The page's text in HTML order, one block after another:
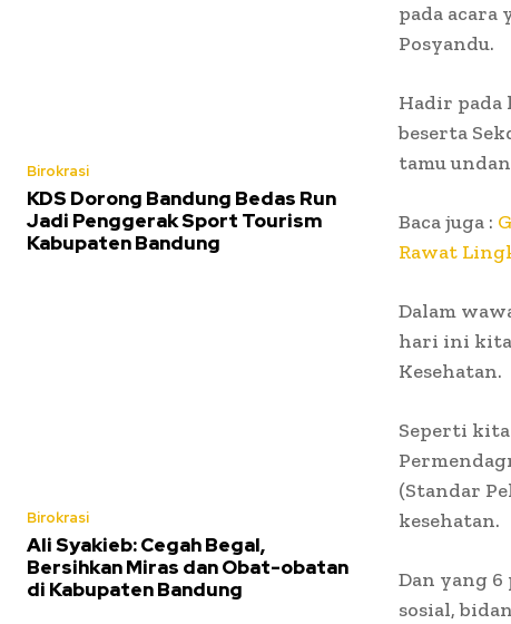
Birokrasi
KDS Dorong Bandung Bedas Run
Jadi Penggerak Sport Tourism
Kabupaten Bandung
Birokrasi
Ali Syakieb: Cegah Begal,
Bersihkan Miras dan Obat-obatan
di Kabupaten Bandung
pada acara
Posyandu.
Hadir pada
beserta
tamu
Baca juga :
Rawat
Dalam
hari ini kita
Kesehatan.
Seperti kita
(Standar
kesehatan.
Dan yang
sosial,